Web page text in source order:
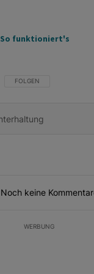
So funktioniert's
FOLGE DIESER
FOLGEN
Noch keine
WERBUNG